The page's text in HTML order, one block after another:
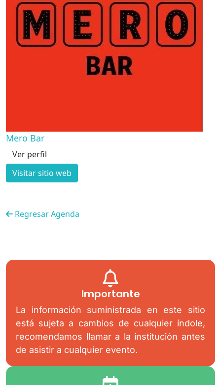
Mero Bar
Ver perfil
Visitar sitio web
Regresar Agenda
Importante
La información suministrada en este sitio
está sujeta a cambios de cualquier índole,
recomendamos llamar a la institución antes
de asistir a cualquier evento.